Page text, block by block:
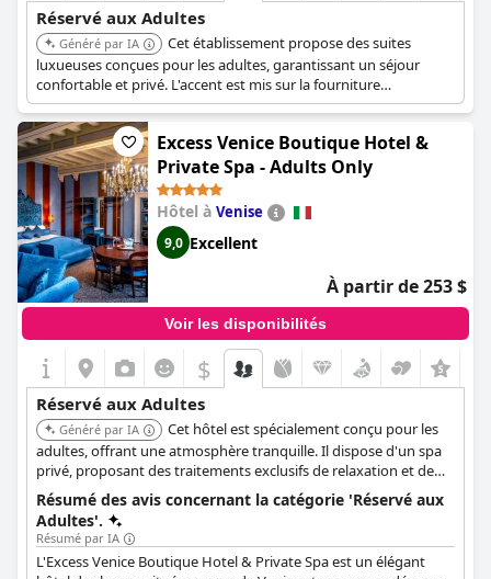
Réservé aux Adultes
Généré par IA
Cet établissement propose des suites
luxueuses conçues pour les adultes, garantissant un séjour
confortable et privé. L'accent est mis sur la fourniture
d'hébergements haut de gamme et d'un service personnalisé.
Excess Venice Boutique Hotel &
Private Spa - Adults Only
Hôtel à Venise
9,0 Excellent
À partir de 253 $
Voir les disponibilités
$
Réservé aux Adultes
Généré par IA
Cet hôtel est spécialement conçu pour les
adultes, offrant une atmosphère tranquille. Il dispose d'un spa
privé, proposant des traitements exclusifs de relaxation et de
bien-être. Le cadre boutique assure une expérience
personnalisée et intime, idéale pour les couples ou les
voyageurs solitaires en quête d'une retraite paisible.
Résumé des avis concernant la catégorie 'Réservé aux
Adultes'.
Résumé par IA
L'Excess Venice Boutique Hotel & Private Spa est un élégant